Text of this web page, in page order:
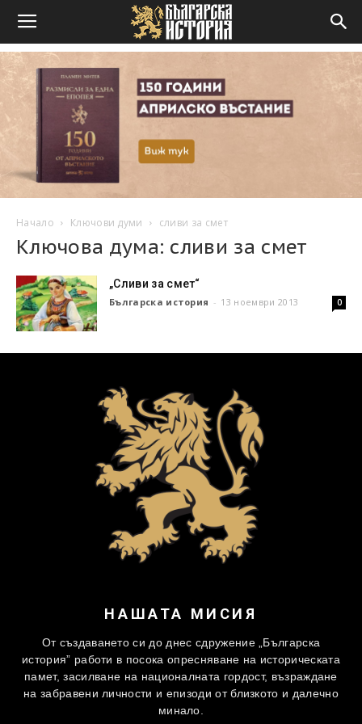
Начало Ключови думи сливи за смет
Ключова дума: сливи за смет
„Сливи за смет“
Българска история - 13 ноември 2013 0
НАШАТА МИСИЯ
От създаването си до днес сдружение „Българска
история” работи в посока опресняване на историческата
памет, засилване на националната гордост, възраждане
на забравени личности и епизоди от близкото и далечно
минало.